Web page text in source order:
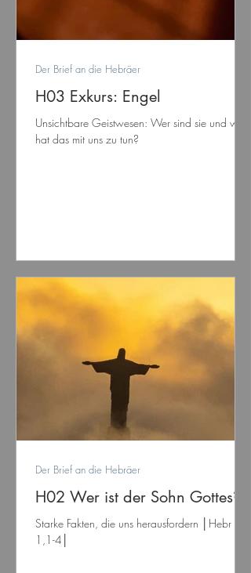
H03 Exkurs: Engel
Unsichtbare Geistwesen: Wer sind sie und was
hat das mit uns zu tun?
Der Brief an die Hebräer
H02 Wer ist der Sohn Gottes?
Starke Fakten, die uns herausfordern │Hebr
1,1-4│
Der Brief an die Hebräer